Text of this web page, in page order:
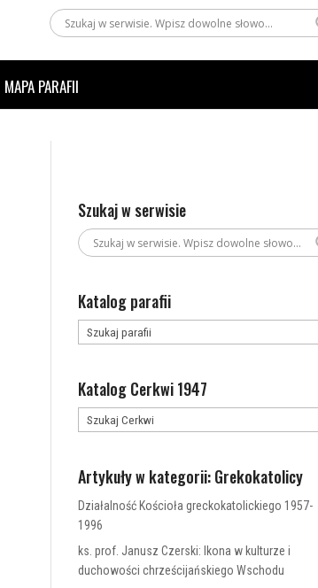
MAPA PARAFII
Szukaj w serwisie
Katalog parafii
Katalog Cerkwi 1947
Artykuły w kategorii: Grekokatolicy
Działalność Kościoła greckokatolickiego 1957-
1996
ks. prof. Janusz Czerski: Ikona w kulturze i
duchowości chrześcijańskiego Wschodu